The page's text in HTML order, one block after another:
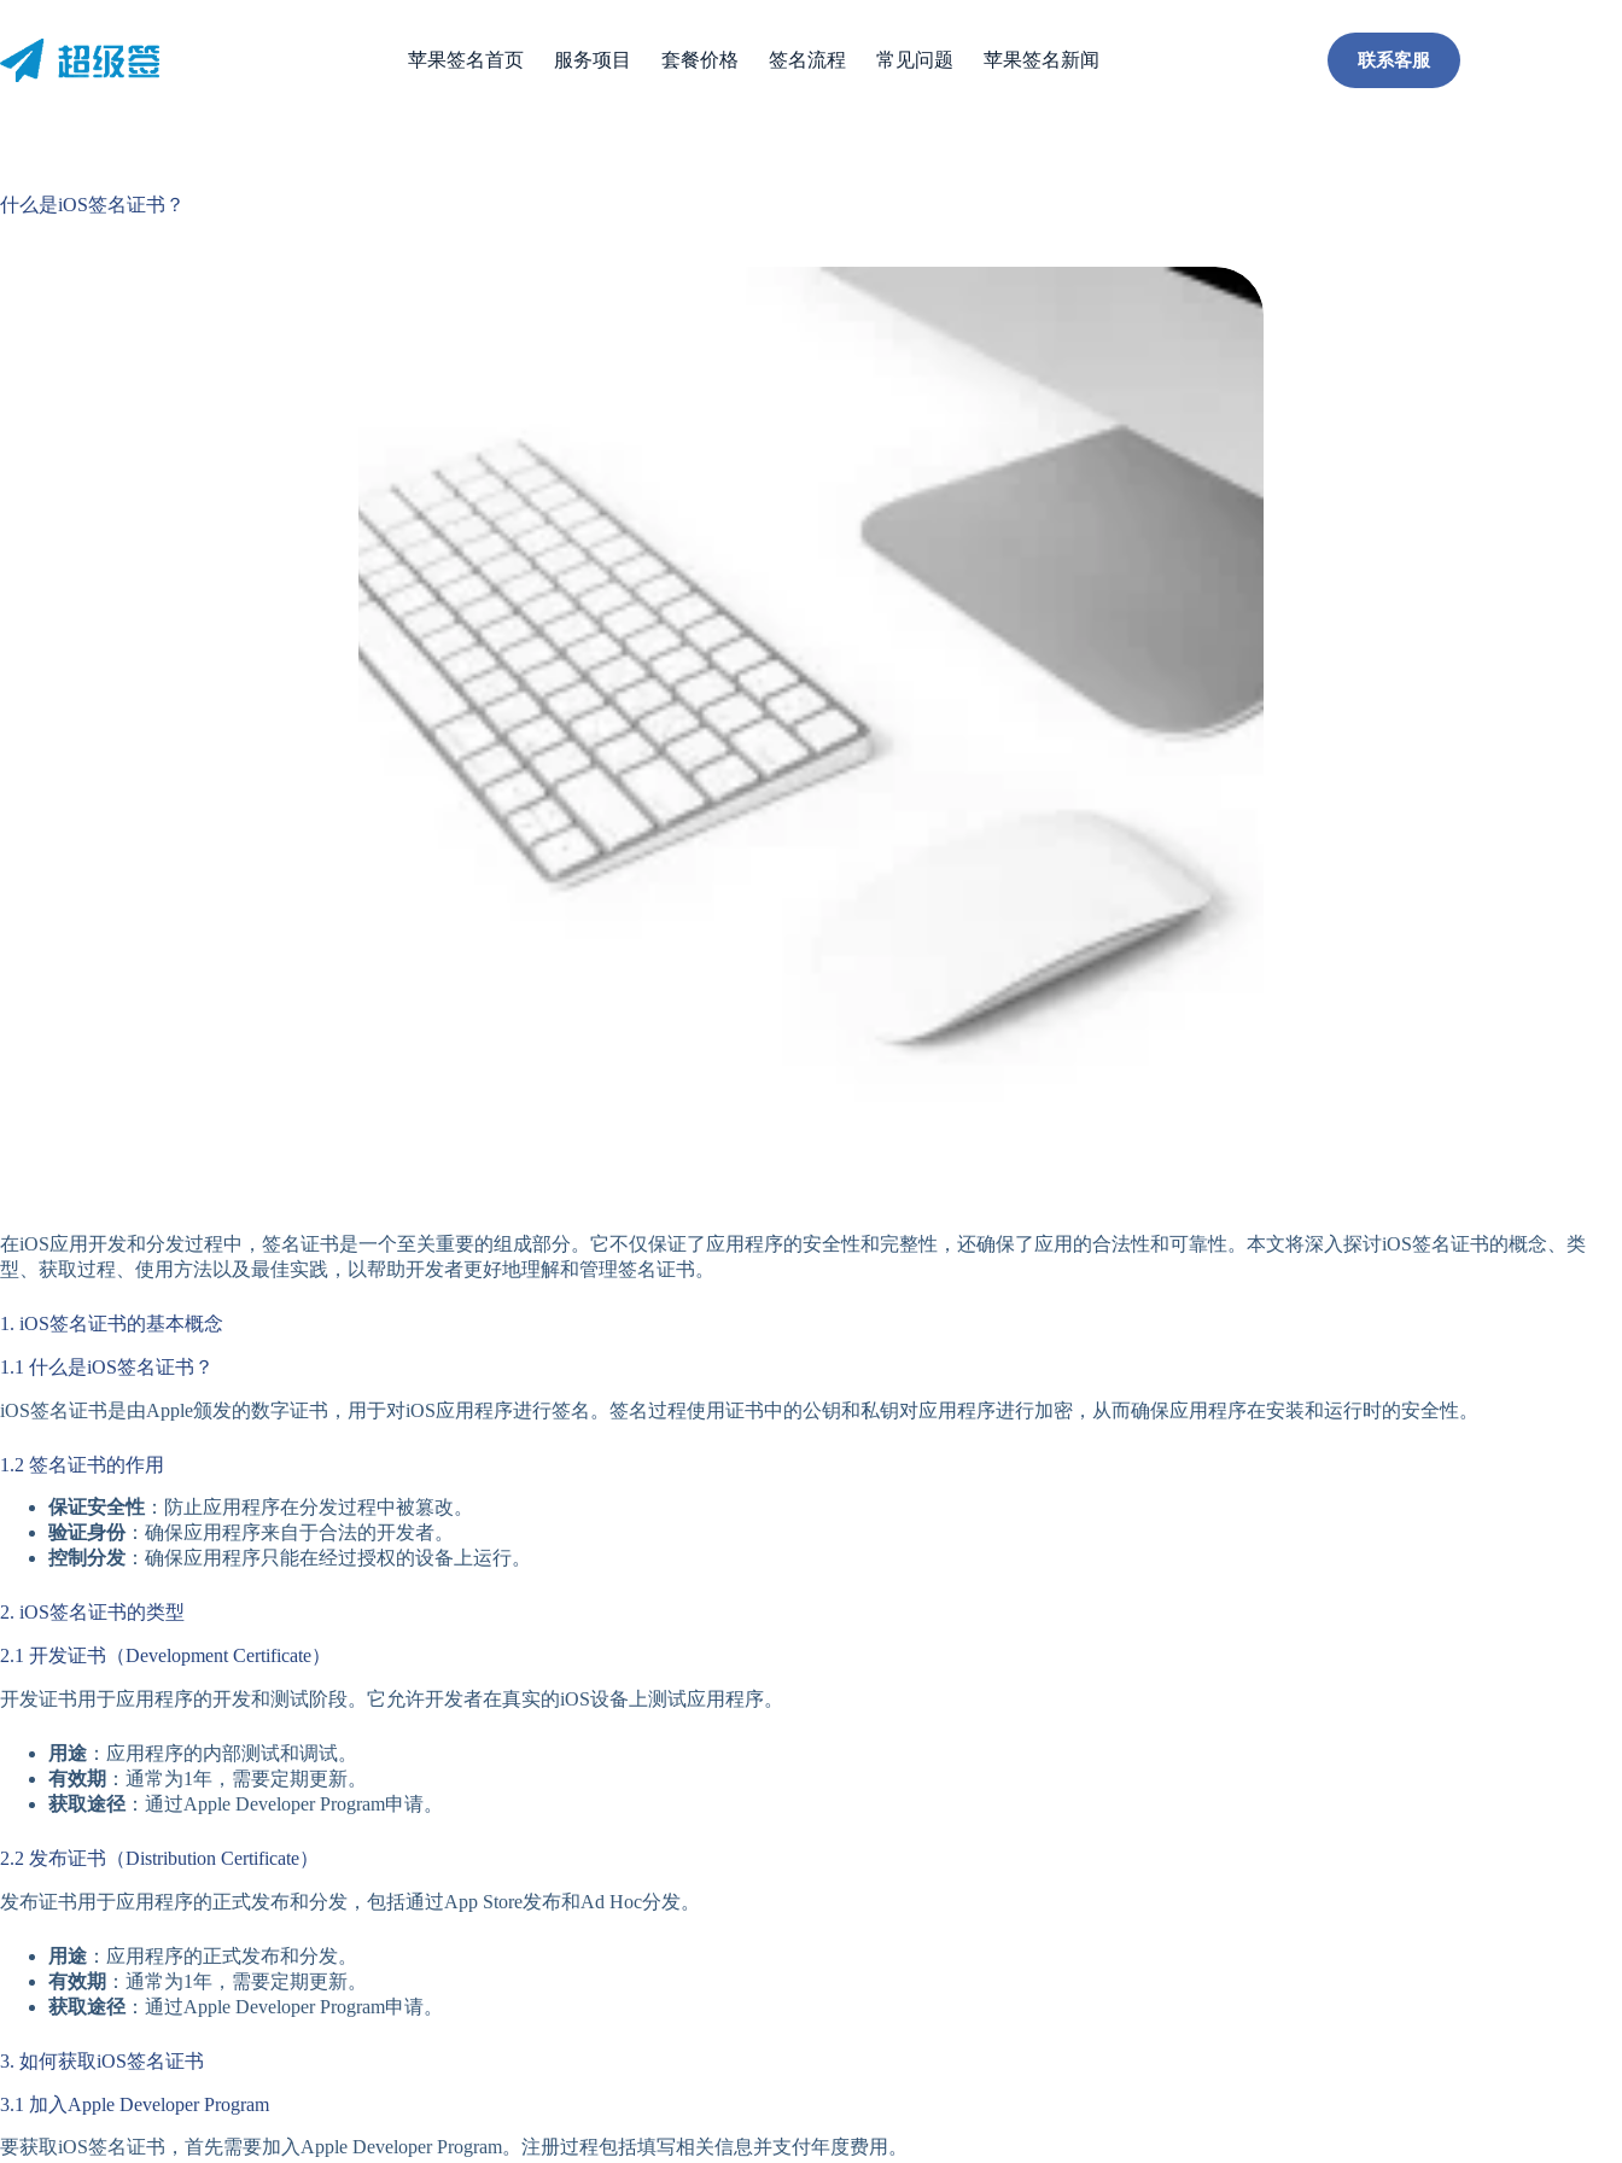
内
容
苹果签名首页 服务项目 套餐价格 签名流程 常见问题 苹果签名新闻 联系客服
什么是iOS签名证书？
在iOS应用开发和分发过程中，签名证书是一个至关重要的组成部分。它不仅保证了应用程序的安全性和完整性，还确保了应用的合法性和可靠性。本文将深入探讨iOS签名证书的概念、类
型、获取过程、使用方法以及最佳实践，以帮助开发者更好地理解和管理签名证书。
1. iOS签名证书的基本概念
1.1 什么是iOS签名证书？
iOS签名证书是由Apple颁发的数字证书，用于对iOS应用程序进行签名。签名过程使用证书中的公钥和私钥对应用程序进行加密，从而确保应用程序在安装和运行时的安全性。
1.2 签名证书的作用
保证安全性 ：防止应用程序在分发过程中被篡改。
验证身份：确保应用程序来自于合法的开发者。
控制分发 ：确保应用程序只能在经过授权的设备上运行。
2. iOS签名证书的类型
2.1 开发证书（Development Certificate）
开发证书用于应用程序的开发和测试阶段。它允许开发者在真实的iOS设备上测试应用程序。
用途 ：应用程序的内部测试和调试。
有效期 ：通常为1年，需要定期更新。
获取途径 ：通过Apple Developer Program申请。
2.2 发布证书（Distribution Certificate）
发布证书用于应用程序的正式发布和分发，包括通过App Store发布和Ad Hoc分发。
用途 ：应用程序的正式发布和分发。
有效期 ：通常为1年，需要定期更新。
获取途径 ：通过Apple Developer Program申请。
3. 如何获取iOS签名证书
3.1 加入Apple Developer Program
要获取iOS签名证书，首先需要加入Apple Developer Program。注册过程包括填写相关信息并支付年度费用。